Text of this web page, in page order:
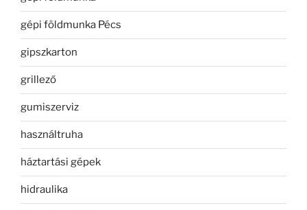
gépi földmunka Pécs
gipszkarton
grillező
gumiszerviz
használtruha
háztartási gépek
hidraulika